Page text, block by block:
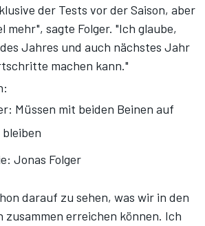
der Tests vor der Saison, aber
mehr", sagte Folger. "Ich glaube,
Jahres und auch nächstes Jahr
machen kann."
Müssen mit beiden Beinen auf
Jonas Folger
darauf zu sehen, was wir in den
zusammen erreichen können. Ich